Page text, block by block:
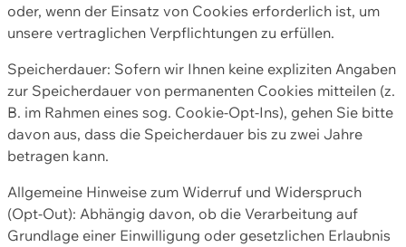
oder, wenn der Einsatz von Cookies erforderlich ist, um
unsere vertraglichen Verpflichtungen zu erfüllen.
Speicherdauer: Sofern wir Ihnen keine expliziten Angaben
zur Speicherdauer von permanenten Cookies mitteilen (z.
B. im Rahmen eines sog. Cookie-Opt-Ins), gehen Sie bitte
davon aus, dass die Speicherdauer bis zu zwei Jahre
betragen kann.
Allgemeine Hinweise zum Widerruf und Widerspruch
(Opt-Out): Abhängig davon, ob die Verarbeitung auf
Grundlage einer Einwilligung oder gesetzlichen Erlaubnis